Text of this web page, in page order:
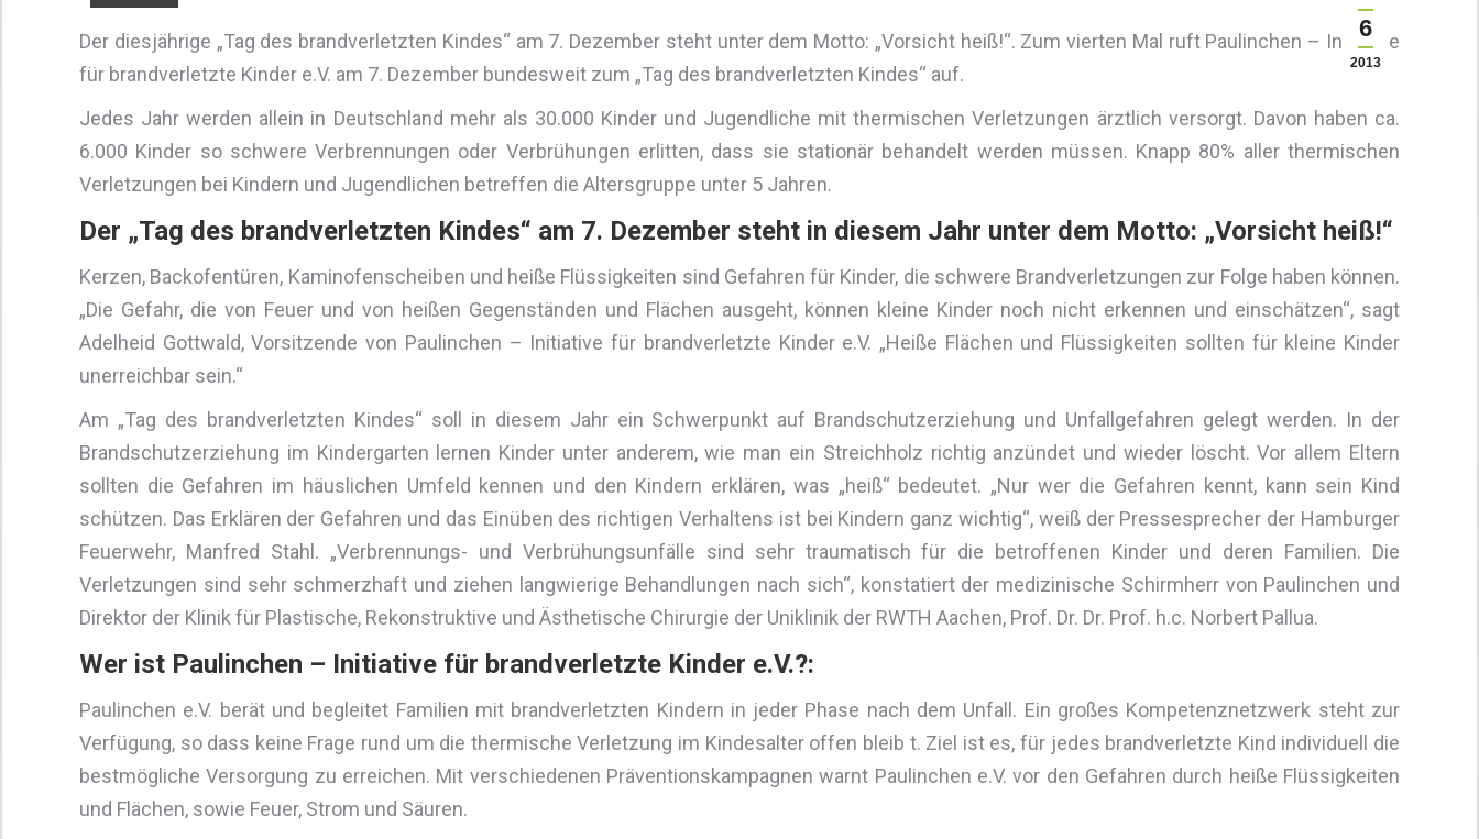
6
2013
Der diesjährige „Tag des brandverletzten Kindes“ am 7. Dezember steht unter dem Motto: „Vorsicht heiß!“. Zum vierten Mal ruft Paulinchen – Initiative
für brandverletzte Kinder e.V. am 7. Dezember bundesweit zum „Tag des brandverletzten Kindes“ auf.
Jedes Jahr werden allein in Deutschland mehr als 30.000 Kinder und Jugendliche mit thermischen Verletzungen ärztlich versorgt. Davon haben ca.
6.000 Kinder so schwere Verbrennungen oder Verbrühungen erlitten, dass sie stationär behandelt werden müssen. Knapp 80% aller thermischen
Verletzungen bei Kindern und Jugendlichen betreffen die Altersgruppe unter 5 Jahren.
Der „Tag des brandverletzten Kindes“ am 7. Dezember steht in diesem Jahr unter dem Motto: „Vorsicht heiß!“
Kerzen, Backofentüren, Kaminofenscheiben und heiße Flüssigkeiten sind Gefahren für Kinder, die schwere Brandverletzungen zur Folge haben können.
„Die Gefahr, die von Feuer und von heißen Gegenständen und Flächen ausgeht, können kleine Kinder noch nicht erkennen und einschätzen“, sagt
Adelheid Gottwald, Vorsitzende von Paulinchen – Initiative für brandverletzte Kinder e.V. „Heiße Flächen und Flüssigkeiten sollten für kleine Kinder
unerreichbar sein.“
Am „Tag des brandverletzten Kindes“ soll in diesem Jahr ein Schwerpunkt auf Brandschutzerziehung und Unfallgefahren gelegt werden. In der
Brandschutzerziehung im Kindergarten lernen Kinder unter anderem, wie man ein Streichholz richtig anzündet und wieder löscht. Vor allem Eltern
sollten die Gefahren im häuslichen Umfeld kennen und den Kindern erklären, was „heiß“ bedeutet. „Nur wer die Gefahren kennt, kann sein Kind
schützen. Das Erklären der Gefahren und das Einüben des richtigen Verhaltens ist bei Kindern ganz wichtig“, weiß der Pressesprecher der Hamburger
Feuerwehr, Manfred Stahl. „Verbrennungs- und Verbrühungsunfälle sind sehr traumatisch für die betroffenen Kinder und deren Familien. Die
Verletzungen sind sehr schmerzhaft und ziehen langwierige Behandlungen nach sich“, konstatiert der medizinische Schirmherr von Paulinchen und
Direktor der Klinik für Plastische, Rekonstruktive und Ästhetische Chirurgie der Uniklinik der RWTH Aachen, Prof. Dr. Dr. Prof. h.c. Norbert Pallua.
Wer ist Paulinchen – Initiative für brandverletzte Kinder e.V.?:
Paulinchen e.V. berät und begleitet Familien mit brandverletzten Kindern in jeder Phase nach dem Unfall. Ein großes Kompetenznetzwerk steht zur
Verfügung, so dass keine Frage rund um die thermische Verletzung im Kindesalter offen bleib t. Ziel ist es, für jedes brandverletzte Kind individuell die
bestmögliche Versorgung zu erreichen. Mit verschiedenen Präventionskampagnen warnt Paulinchen e.V. vor den Gefahren durch heiße Flüssigkeiten
und Flächen, sowie Feuer, Strom und Säuren.